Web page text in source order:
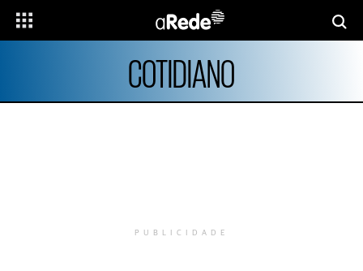
COTIDIANO
PUBLICIDADE